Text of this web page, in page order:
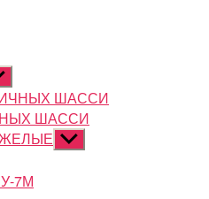
ШАССИ
ШАССИ
Показывать
подменю
7М